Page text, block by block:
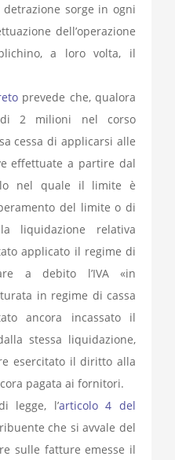
sorge in ogni
dell’operazione
a loro volta, il
prevede che, qualora
2 milioni nel corso
cessa di applicarsi alle
effettuate a partire dal
nel quale il limite è
del limite o di
liquidazione relativa
applicato il regime di
a debito l’IVA «in
in regime di cassa
ancora incassato il
stessa liquidazione,
esercitato il diritto alla
pagata ai fornitori.
legge, l’articolo 4 del
che si avvale del
sulle fatture emesse il